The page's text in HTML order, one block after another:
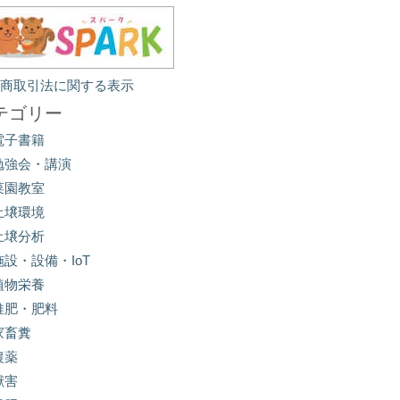
取引法に関する表示
ゴリー
子書籍
強会・講演
園教室
壌環境
壌分析
設・設備・IoT
物栄養
肥・肥料
畜糞
薬
害